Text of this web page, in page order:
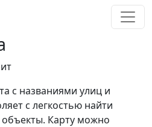
с названиями улиц и
с легкостью найти
Карту можно